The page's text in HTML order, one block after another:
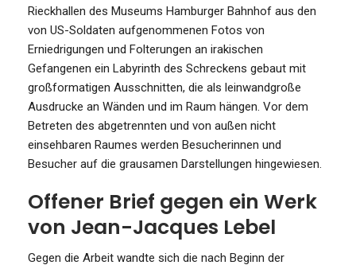
Rieckhallen des Museums Hamburger Bahnhof aus den
von US-Soldaten aufgenommenen Fotos von
Erniedrigungen und Folterungen an irakischen
Gefangenen ein Labyrinth des Schreckens gebaut mit
großformatigen Ausschnitten, die als leinwandgroße
Ausdrucke an Wänden und im Raum hängen. Vor dem
Betreten des abgetrennten und von außen nicht
einsehbaren Raumes werden Besucherinnen und
Besucher auf die grausamen Darstellungen hingewiesen.
Offener Brief gegen ein Werk
von Jean-Jacques Lebel
Gegen die Arbeit wandte sich die nach Beginn der